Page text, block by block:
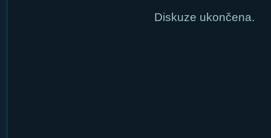
Diskuze ukončena.